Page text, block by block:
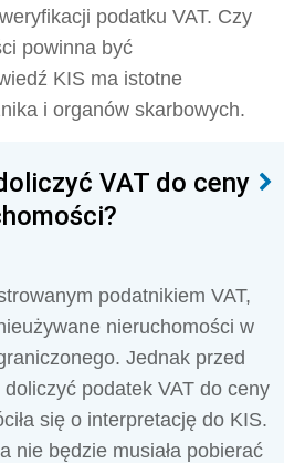
podatku VAT. Czy
powinna być
KIS ma istotne
i organów skarbowych.
VAT do ceny
podatnikiem VAT,
nieruchomości w
Jednak przed
podatek VAT do ceny
się o interpretację do KIS.
nie będzie musiała pobierać